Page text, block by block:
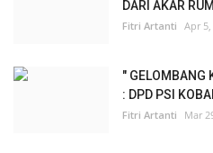
DARI AKAR
Fitri Artanti Apr
" GELOMBANG
: DPD PSI
Fitri Artanti Mar